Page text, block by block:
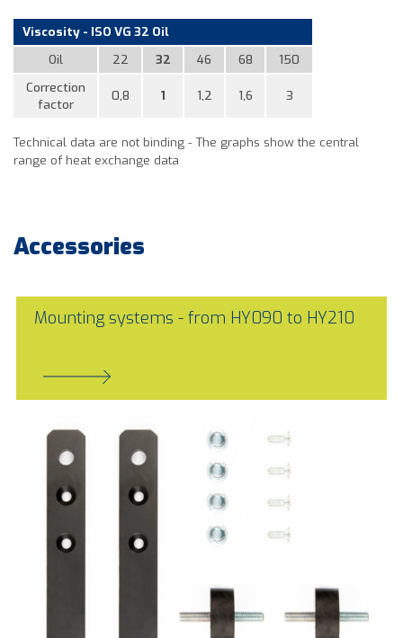
Viscosity - ISO VG 32 Oil
Oil
22 32 46 68
150
Correction
factor
0,8 1 1,2 1,6 3
Technical data are not binding - The graphs show the central
range of heat exchange data
Accessories
Mounting systems - from HY090 to HY210